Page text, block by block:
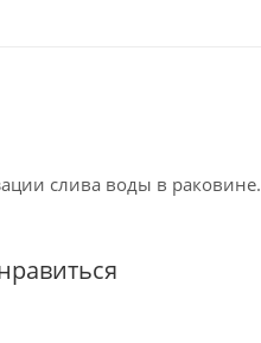
слива воды в раковине.